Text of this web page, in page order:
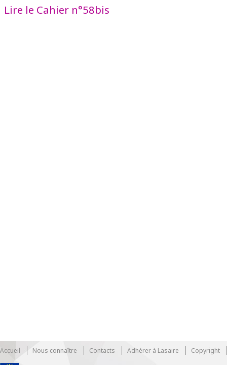
Lire le Cahier n°58bis
Accueil Nous connaître Contacts Adhérer à Lasaire Copyright